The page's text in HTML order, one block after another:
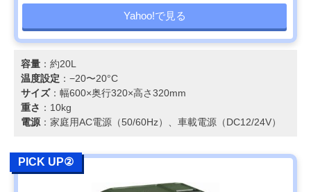
Yahoo!で見る
容量 ：約20L
温度設定 ：−20〜20°C
サイズ：幅600×奥行320×高さ320mm
重さ ：10kg
電源：家庭用AC電源（50/60Hz）、車載電源（DC12/24V）
PICK UP②